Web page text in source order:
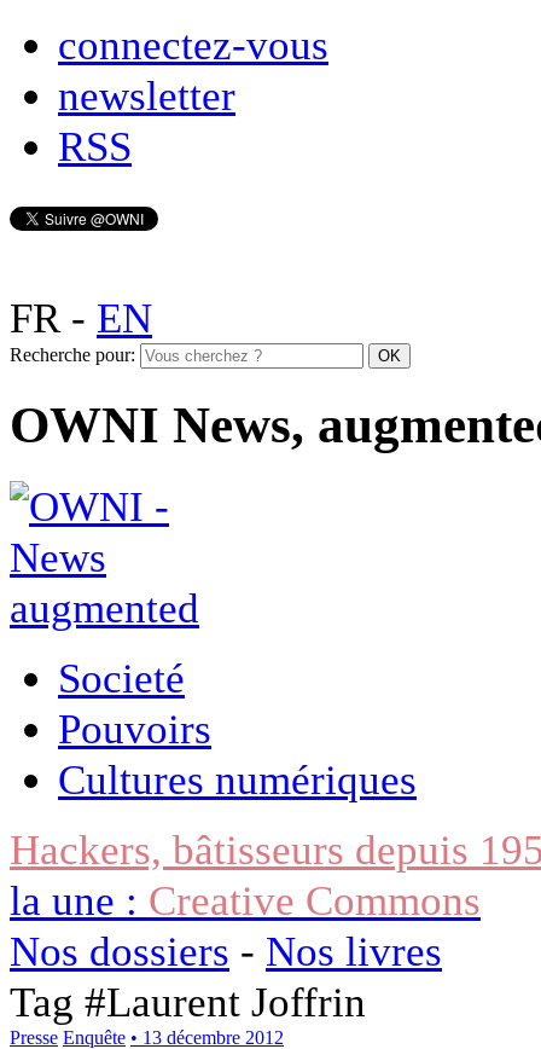
connectez-vous
newsletter
RSS
FR- EN
Recherche pour:
OWNI News,
Societé
Pouvoirs
Cultures numériques
Hackers, bâtisseurs depuis
la une : Creative Commons
Nos dossiers - Nos livres
Tag #Laurent Joffrin
Presse Enquête • 13 décembre 2012